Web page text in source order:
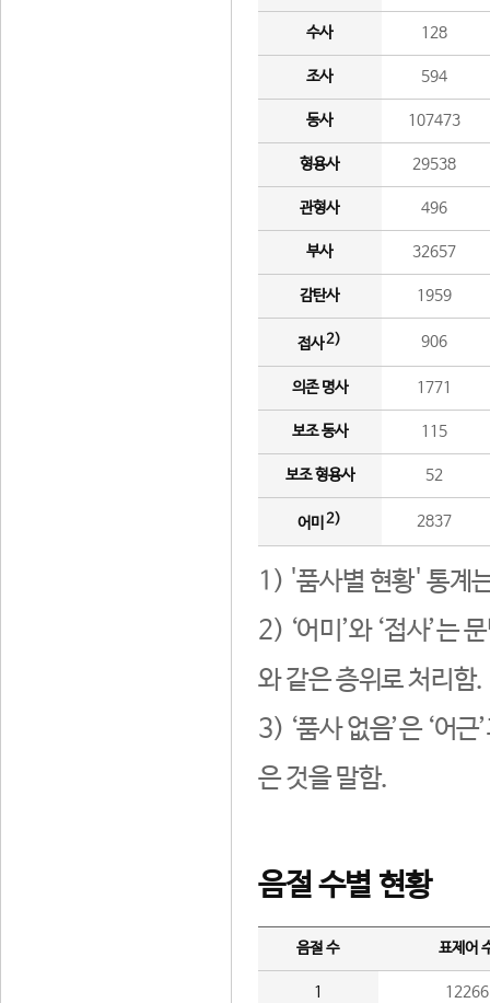
수사 128
조사 594
동사 107473
형용사 29538
관형사 496
부사 32657
감탄사 1959
접사2) 906
의존 명사 1771
보조 동사 115
보조 형용사 52
어미 2) 2837
1) '품사별 현황' 통계
2) ‘어미’와 ‘접사’는
와 같은 층위로 처리함.
3) ‘품사 없음’은 ‘어
은 것을 말함.
음절 수별 현황
음절 수 표제어
1 12266